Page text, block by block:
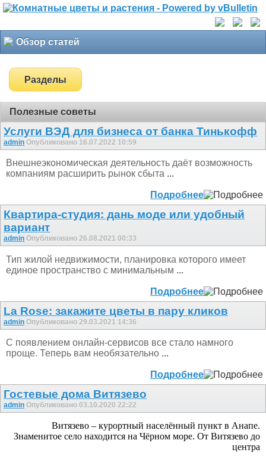
Обзор статей
Разделы
Полезные советы
Услуги ВЭД для бизнеса от банка Тинькофф
admin Опубликовано 16.07.2022 10:59
Внешнеэкономическая деятельность даёт возможность
компаниям расширить рынок сбыта ...
Подробнее
Квартира-студия: дань моде или удобный
вариант
admin Опубликовано 26.08.2021 00:33
Тип жилой недвижимости, планировка которого имеет
единое пространство с минимальным ...
Подробнее
La Rose: закажите цветы в пару кликов
admin Опубликовано 29.03.2021 14:36
С появлением онлайн-сервисов все стало намного
проще. Теперь вам необязательно ...
Подробнее
Гостевые дома Витязево
admin Опубликовано 03.10.2020 22:22
Витязево – курортный населённый пункт в Анапе.
Знаменитое село находится на Чёрном море. От Витязево до
центра